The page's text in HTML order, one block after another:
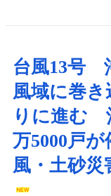
台風13号
風域に巻き
りに進む
万5000戸
風・土砂災